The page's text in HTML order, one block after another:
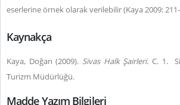
eserlerine örnek olarak verilebilir (Kaya 2009:
Kaynakça
Kaya, Doğan (2009). Sivas Halk Şairleri.C. 1.
Turizm Müdürlüğü.
Madde Yazım Bilgileri